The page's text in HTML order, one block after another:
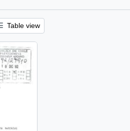
Table view